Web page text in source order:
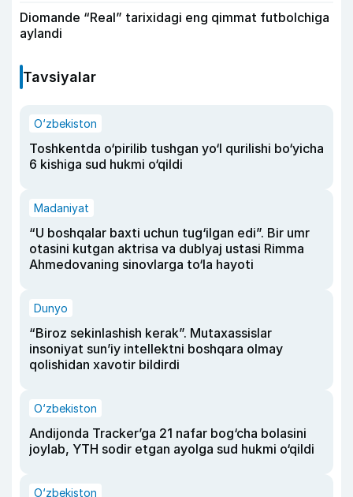
Diomande “Real” tarixidagi eng qimmat futbolchiga
aylandi
Tavsiyalar
O‘zbekiston
Toshkentda o‘pirilib tushgan yo‘l qurilishi bo‘yicha
6 kishiga sud hukmi o‘qildi
Madaniyat
“U boshqalar baxti uchun tug‘ilgan edi”. Bir umr
otasini kutgan aktrisa va dublyaj ustasi Rimma
Ahmedovaning sinovlarga to‘la hayoti
Dunyo
“Biroz sekinlashish kerak”. Mutaxassislar
insoniyat sun’iy intellektni boshqara olmay
qolishidan xavotir bildirdi
O‘zbekiston
Andijonda Tracker’ga 21 nafar bog‘cha bolasini
joylab, YTH sodir etgan ayolga sud hukmi o‘qildi
O‘zbekiston